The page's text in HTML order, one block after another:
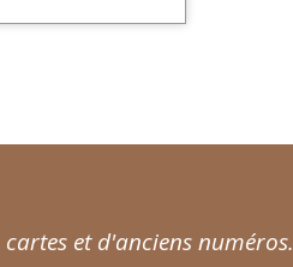
et d'anciens numéros.